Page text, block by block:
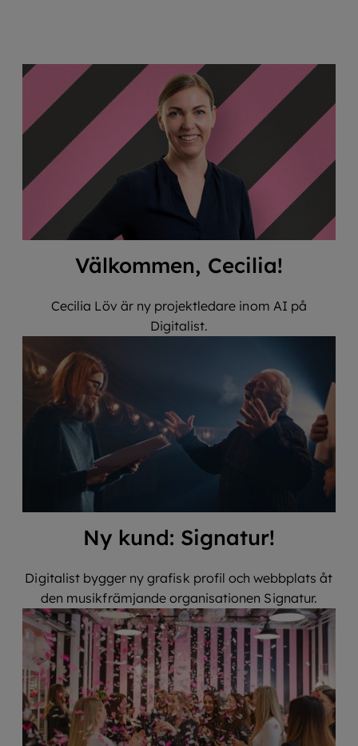
Välkommen, Cecilia!
Cecilia Löv är ny projektledare inom AI på
Digitalist.
Ny kund: Signatur!
Digitalist bygger ny grafisk profil och webbplats åt
den musikfrämjande organisationen Signatur.